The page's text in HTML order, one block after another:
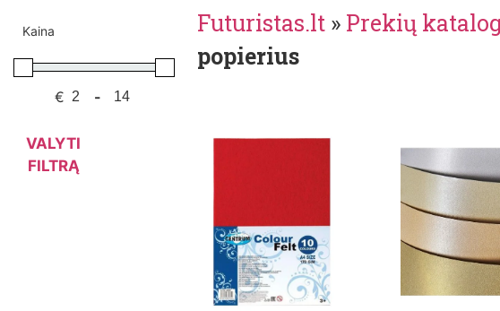
Kaina
€ -
VALYTI
FILTRĄ
Futuristas.lt » Prekių
popierius